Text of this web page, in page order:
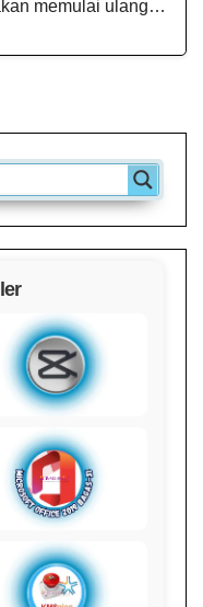
memulai ulang…